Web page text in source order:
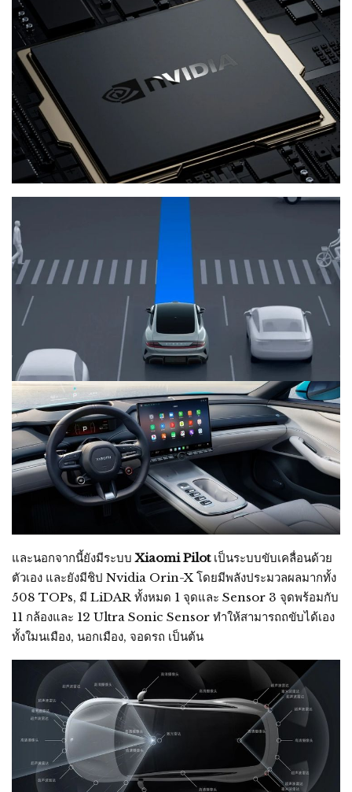
และนอกจากนี้ยังมีระบบXiaomi Pilotเป็นระบบขับเคลื่อนด้วย
ตัวเอง และยังมีชิป Nvidia Orin-X โดยมีพลังประมวลผลมากทั้ง
508 TOPs, มี LiDAR ทั้งหมด 1 จุดและ Sensor 3 จุดพร้อมกับ
11 กล้องและ 12 Ultra Sonic Sensor ทำให้สามารถถขับได้เอง
ทั้งใมนเมือง, นอกเมือง, จอดรถ เป็นต้น